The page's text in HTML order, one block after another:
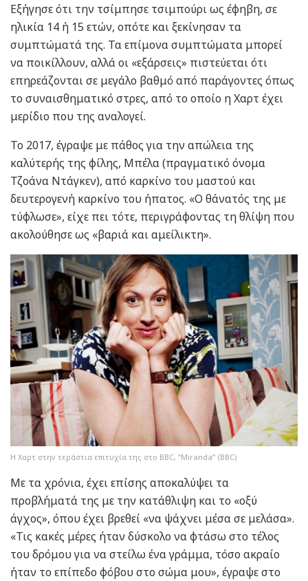
Εξήγησε ότι την τσίμπησε τσιμπούρι ως έφηβη, σε
ηλικία 14 ή 15 ετών, οπότε και ξεκίνησαν τα
συμπτώματά της. Τα επίμονα συμπτώματα μπορεί
να ποικίλλουν, αλλά οι «εξάρσεις» πιστεύεται ότι
επηρεάζονται σε μεγάλο βαθμό από παράγοντες όπως
το συναισθηματικό στρες, από το οποίο η Χαρτ έχει
μερίδιο που της αναλογεί.
Το 2017, έγραψε με πάθος για την απώλεια της
καλύτερής της φίλης, Μπέλα (πραγματικό όνομα
Τζοάνα Ντάγκεν), από καρκίνο του μαστού και
δευτερογενή καρκίνο του ήπατος. «Ο θάνατός της με
τύφλωσε», είχε πει τότε, περιγράφοντας τη θλίψη που
ακολούθησε ως «βαριά και αμείλικτη».
Η Χαρτ στην τεράστια επιτυχία της στο BBC, “Miranda” (BBC)
Με τα χρόνια, έχει επίσης αποκαλύψει τα
προβλήματά της με την κατάθλιψη και το «οξύ
άγχος», όπου έχει βρεθεί «να ψάχνει μέσα σε μελάσα».
«Τις κακές μέρες ήταν δύσκολο να φτάσω στο τέλος
του δρόμου για να στείλω ένα γράμμα, τόσο ακραίο
ήταν το επίπεδο φόβου στο σώμα μου», έγραψε στο